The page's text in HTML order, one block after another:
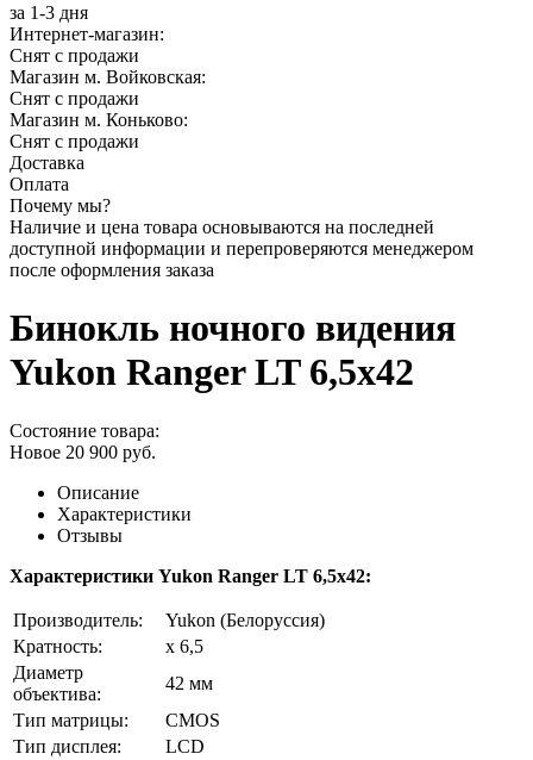
за 1-3 дня
Интернет-магазин:
Снят с продажи
Магазин м. Войковская:
Снят с продажи
Магазин м. Коньково:
Снят с продажи
Доставка
Оплата
Почему мы?
Наличие и цена товара основываются на последней
доступной информации и перепроверяются менеджером
после оформления заказа
Бинокль ночного видения
Yukon Ranger LT 6,5x42
Состояние товара:
Новое 20 900 руб.
Описание
Характеристики
Отзывы
Характеристики Yukon Ranger LT 6,5x42:
Производитель:
Yukon (Белоруссия)
Кратность:
x 6,5
Диаметр
объектива:
42 мм
Тип матрицы:
CMOS
Тип дисплея:
LCD